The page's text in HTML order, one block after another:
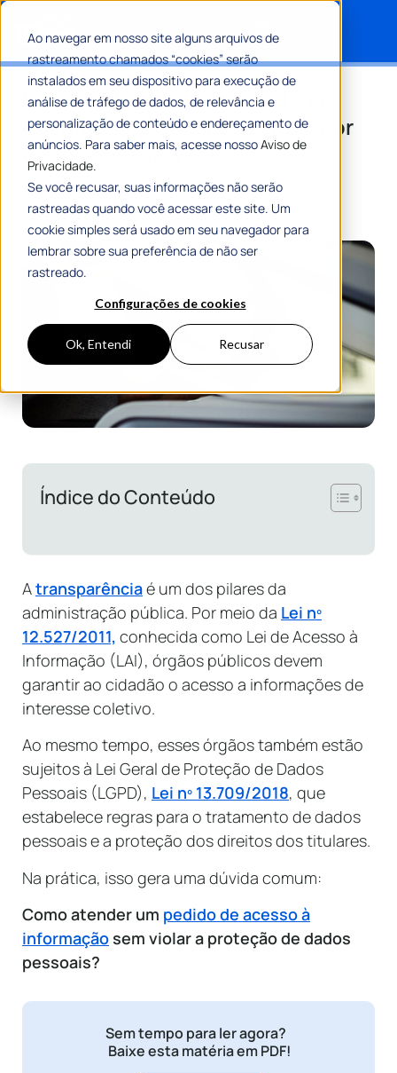
Ao navegar em nosso site alguns arquivos de
rastreamento chamados “cookies” serão
instalados em seu dispositivo para execução de
análise de tráfego de dados, de relevância e
personalização de conteúdo e endereçamento de
anúncios. Para saber mais, acesse nossoAviso de
Privacidade.
Se você recusar, suas informações não serão
rastreadas quando você acessar este site. Um
cookie simples será usado em seu navegador para
lembrar sobre sua preferência de não ser
rastreado.
Configurações de cookies
Ok, Entendi Recusar
LAI e LGPD: como compartilhar
documentos públicos sem expor
dados pessoais?
Por Virgínia Santos Rosa
06 Julho 2026
4 Min De Leitura
Índice do Conteúdo
Atransparênciaé um dos pilares da
administração pública. Por meio da Lei nº
12.527/2011, conhecida como Lei de Acesso à
Informação (LAI), órgãos públicos devem
garantir ao cidadão o acesso a informações de
interesse coletivo.
Ao mesmo tempo, esses órgãos também estão
sujeitos à Lei Geral de Proteção de Dados
Pessoais (LGPD), Lei nº 13.709/2018, que
estabelece regras para o tratamento de dados
pessoais e a proteção dos direitos dos titulares.
Na prática, isso gera uma dúvida comum:
Como atender um pedido de acesso à
informaçãosem violar a proteção de dados
pessoais?
Sem tempo para ler agora?
Baixe esta matéria em PDF!